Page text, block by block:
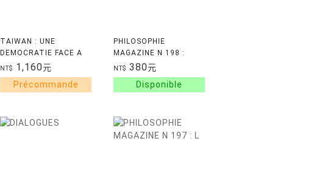
TAIWAN : UNE
DEMOCRATIE FACE A
LA CHINE
NT$ 1,160元
PHILOSOPHIE
MAGAZINE N 198 :
COMMENT BIEN DE
DISPUTER ? - AVRIL
NT$ 380元